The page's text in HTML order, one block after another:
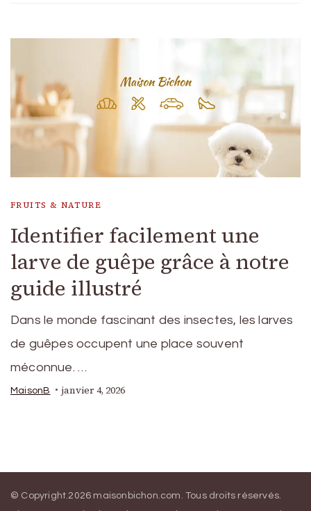
FRUITS & NATURE
Identifier facilement une
larve de guêpe grâce à notre
guide illustré
Dans le monde fascinant des insectes, les larves
de guêpes occupent une place souvent
méconnue. …
MaisonB janvier 4, 2026
© Copyright.2026 maisonbichon.com . Tous droits réservés.